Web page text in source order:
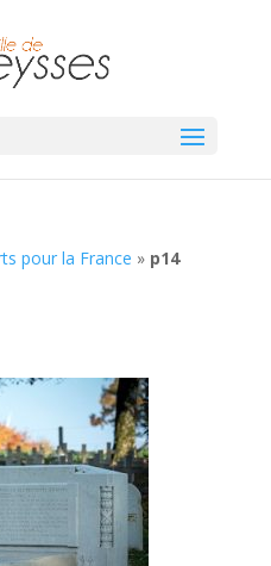
pour la France » p14